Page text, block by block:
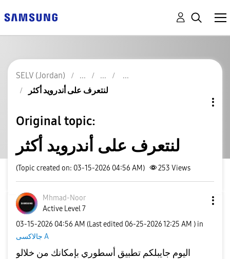
SELV (Jordan)
لنتعرف على أندرويد أكثر
Original topic:
لنتعرف على أندرويد أكثر
(Topic created on: 03-15-2026 04:56 AM) 253 Views
Mhmad-Noor
Active Level 7
‎03-15-2026 04:56 AM (Last edited ‎06-25-202612:25 AM ) in
جالاكسى A
اليوم جايبلكم تطبيق أسطوري بإمكانك من خلالو